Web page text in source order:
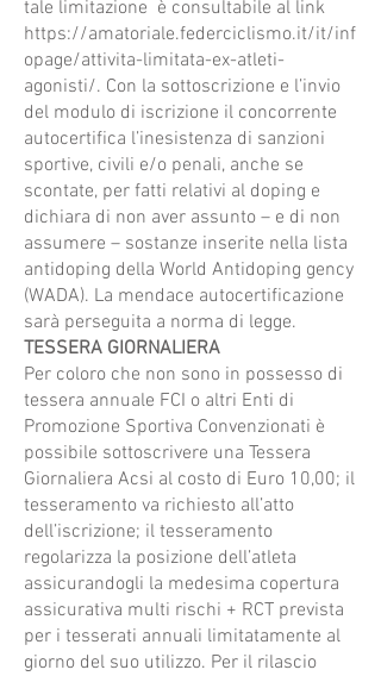
tale limitazione è consultabile al link
https://amatoriale.federciclismo.it/it/inf
opage/attivita-limitata-ex-atleti-
agonisti/. Con la sottoscrizione e l’invio
del modulo di iscrizione il concorrente
autocertifica l’inesistenza di sanzioni
sportive, civili e/o penali, anche se
scontate, per fatti relativi al doping e
dichiara di non aver assunto – e di non
assumere – sostanze inserite nella lista
antidoping della World Antidoping gency
(WADA). La mendace autocertificazione
sarà perseguita a norma di legge.
TESSERA GIORNALIERA
Per coloro che non sono in possesso di
tessera annuale FCI o altri Enti di
Promozione Sportiva Convenzionati è
possibile sottoscrivere una Tessera
Giornaliera Acsi al costo di Euro 10,00; il
tesseramento va richiesto all’atto
dell’iscrizione; il tesseramento
regolarizza la posizione dell’atleta
assicurandogli la medesima copertura
assicurativa multi rischi + RCT prevista
per i tesserati annuali limitatamente al
giorno del suo utilizzo. Per il rilascio